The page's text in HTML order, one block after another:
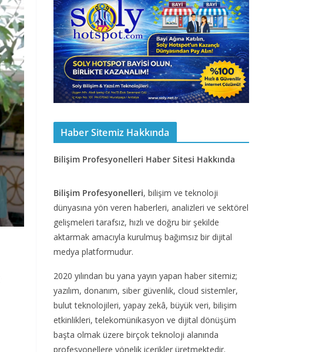
Haber Sitemiz Hakkında
Bilişim Profesyonelleri Haber Sitesi Hakkında
Bilişim Profesyonelleri, bilişim ve teknoloji
dünyasına yön veren haberleri, analizleri ve sektörel
gelişmeleri tarafsız, hızlı ve doğru bir şekilde
aktarmak amacıyla kurulmuş bağımsız bir dijital
medya platformudur.
2020 yılından bu yana yayın yapan haber sitemiz;
yazılım, donanım, siber güvenlik, cloud sistemler,
bulut teknolojileri, yapay zekâ, büyük veri, bilişim
etkinlikleri, telekomünikasyon ve dijital dönüşüm
başta olmak üzere birçok teknoloji alanında
profesyonellere yönelik içerikler üretmektedir.